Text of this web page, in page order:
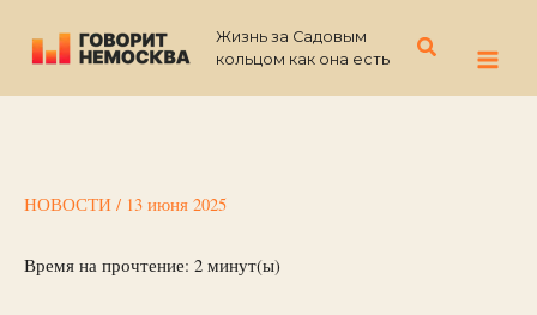
содержимому
Жизнь за Садовым
кольцом как она есть
Поиск
НОВОСТИ / 13 июня 2025
Время на прочтение: 2 минут(ы)